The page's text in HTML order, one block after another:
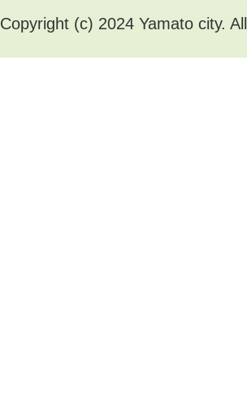
Copyright (c) 2024 Yamato city.